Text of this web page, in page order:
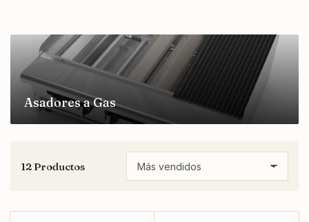
Asadores a Gas
r
e
12 Productos